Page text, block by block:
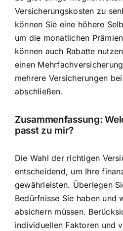
Versicherungskosten zu
können Sie eine höhere
um die monatlichen
können auch Rabatte
einen
mehrere Versicherungen
abschließen.
Zusammenfassung:
passt zu mir?
Die Wahl der richtigen
entscheidend, um Ihre
gewährleisten. Überlegen
Bedürfnisse Sie haben und
absichern müssen.
individuellen Faktoren und